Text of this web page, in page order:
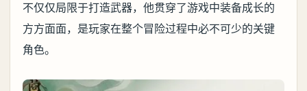
不仅仅局限于打造武器，他贯穿了游戏中装备成长的
方方面面，是玩家在整个冒险过程中必不可少的关键
角色。